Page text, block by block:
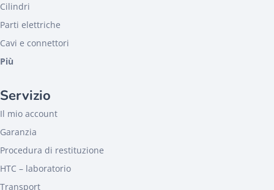
Cilindri
Parti elettriche
Cavi e connettori
Più
Servizio
Il mio account
Garanzia
Procedura di restituzione
HTC – laboratorio
Transport